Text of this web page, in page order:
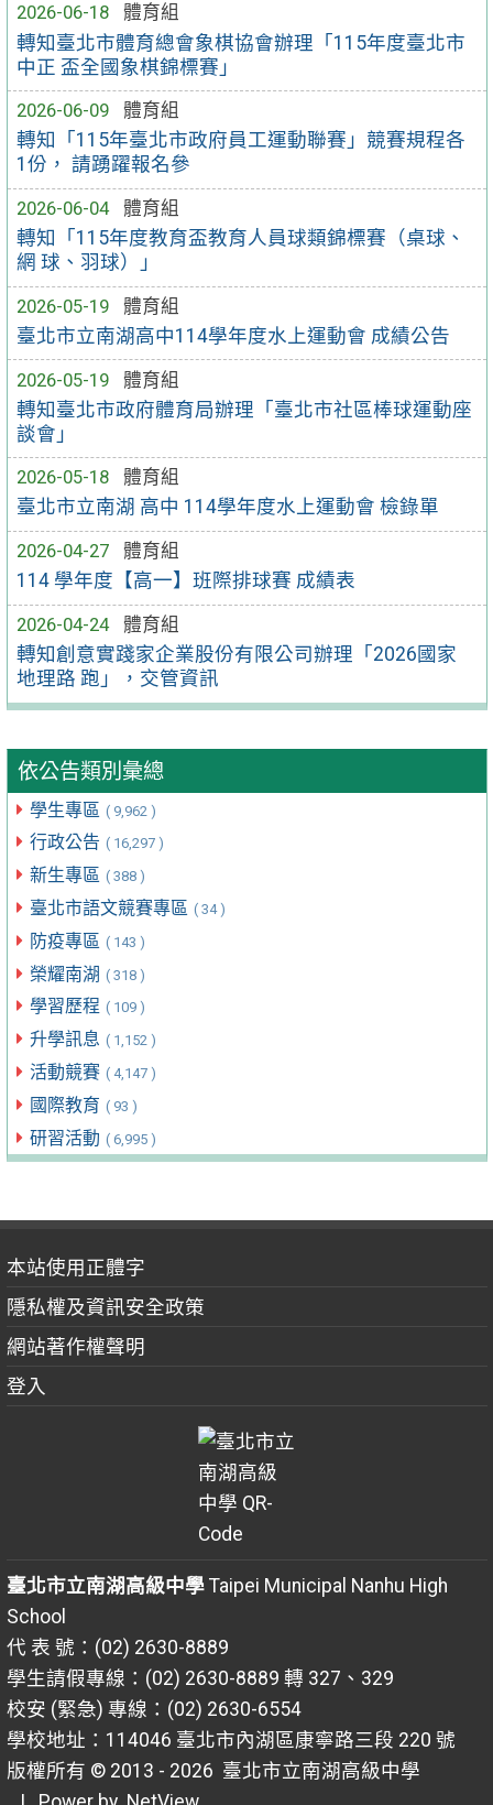
2026-06-18
體育組
轉知臺北市體育總會象棋協會辦理「115年度臺北市
中正 盃全國象棋錦標賽」
2026-06-09
體育組
轉知「115年臺北市政府員工運動聯賽」競賽規程各
1份， 請踴躍報名參
2026-06-04
體育組
轉知「115年度教育盃教育人員球類錦標賽（桌球、
網 球、羽球）」
2026-05-19
體育組
臺北市立南湖高中114學年度水上運動會 成績公告
2026-05-19
體育組
轉知臺北市政府體育局辦理「臺北市社區棒球運動座
談會」
2026-05-18
體育組
臺北市立南湖 高中 114學年度水上運動會 檢錄單
2026-04-27
體育組
114 學年度【高一】班際排球賽 成績表
2026-04-24
體育組
轉知創意實踐家企業股份有限公司辦理「2026國家
地理路 跑」，交管資訊
依公告類別彙總
學生專區 ( 9,962 )
行政公告 ( 16,297 )
新生專區 ( 388 )
臺北市語文競賽專區 ( 34 )
防疫專區 ( 143 )
榮耀南湖 ( 318 )
學習歷程 ( 109 )
升學訊息 ( 1,152 )
活動競賽 ( 4,147 )
國際教育 ( 93 )
研習活動 ( 6,995 )
本站使用正體字
隱私權及資訊安全政策
網站著作權聲明
登入
臺北市立南湖高級中學Taipei Municipal Nanhu High
School
代 表 號：(02) 2630-8889
學生請假專線：(02) 2630-8889 轉 327、329
校安 (緊急) 專線：(02) 2630-6554
學校地址：114046 臺北市內湖區康寧路三段 220 號
版權所有 © 2013 - 2026 臺北市立南湖高級中學